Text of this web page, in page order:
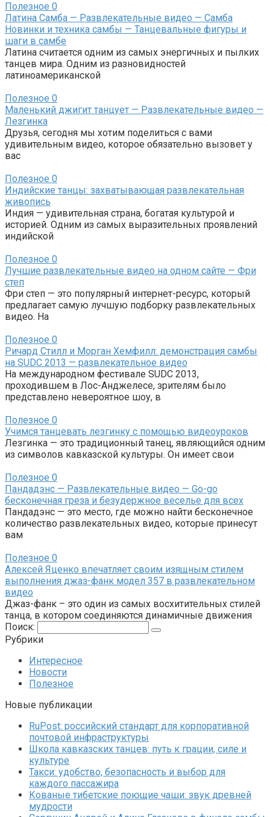
Полезное 0
Латина Самба — Развлекательные видео — Самба
Новинки и техника самбы — Танцевальные фигуры и
шаги в самбе
Латина считается одним из самых энергичных и пылких
танцев мира. Одним из разновидностей
латиноамериканской
Полезное 0
Маленький джигит танцует — Развлекательные видео —
Лезгинка
Друзья, сегодня мы хотим поделиться с вами
удивительным видео, которое обязательно вызовет у
вас
Полезное 0
Индийские танцы: захватывающая развлекательная
живопись
Индия — удивительная страна, богатая культурой и
историей. Одним из самых выразительных проявлений
индийской
Полезное 0
Лучшие развлекательные видео на одном сайте — Фри
степ
Фри степ — это популярный интернет-ресурс, который
предлагает самую лучшую подборку развлекательных
видео. На
Полезное 0
Ричард Стилл и Морган Хемфилл: демонстрация самбы
на SUDC 2013 — развлекательное видео
На международном фестивале SUDC 2013,
проходившем в Лос-Анджелесе, зрителям было
представлено невероятное шоу, в
Полезное 0
Учимся танцевать лезгинку с помощью видеоуроков
Лезгинка — это традиционный танец, являющийся одним
из символов кавказской культуры. Он имеет свои
Полезное 0
Пандадэнс — Развлекательные видео — Go-go
бесконечная греза и безудержное веселье для всех
Пандадэнс — это место, где можно найти бесконечное
количество развлекательных видео, которые принесут
вам
Полезное 0
Алексей Яценко впечатляет своим изящным стилем
выполнения джаз-фанк модел 357 в развлекательном
видео
Джаз-фанк – это один из самых восхитительных стилей
танца, в котором соединяются динамичные движения
Поиск:
Рубрики
Интересное
Новости
Полезное
Новые публикации
RuPost: российский стандарт для корпоративной
почтовой инфраструктуры
Школа кавказских танцев: путь к грации, силе и
культуре
Такси: удобство, безопасность и выбор для
каждого пассажира
Кованые тибетские поющие чаши: звук древней
мудрости